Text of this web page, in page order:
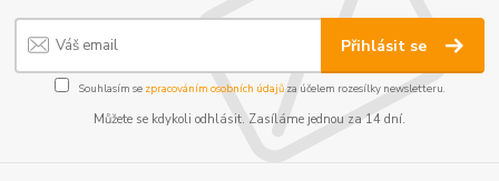
Přihlásit se
Souhlasím se zpracováním osobních údajůza účelem rozesílky newsletteru.
Můžete se kdykoli odhlásit. Zasíláme jednou za 14 dní.